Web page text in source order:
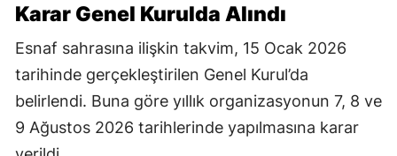
Karar Genel Kurulda Alındı
Esnaf sahrasına ilişkin takvim, 15 Ocak 2026
tarihinde gerçekleştirilen Genel Kurul’da
belirlendi. Buna göre yıllık organizasyonun 7, 8 ve
9 Ağustos 2026 tarihlerinde yapılmasına karar